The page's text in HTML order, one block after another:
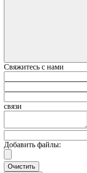
Свяжитесь с нами
связи
Добавить файлы:
Очистить